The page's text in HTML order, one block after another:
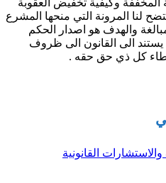
لنا المرونة التي منحها المشرع
والهدف هو اصدار الحكم
يستند الى القانون الى ظروف
كل ذي حق حقه .
القانونية